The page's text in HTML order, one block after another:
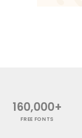
160,000+
FREE FONTS